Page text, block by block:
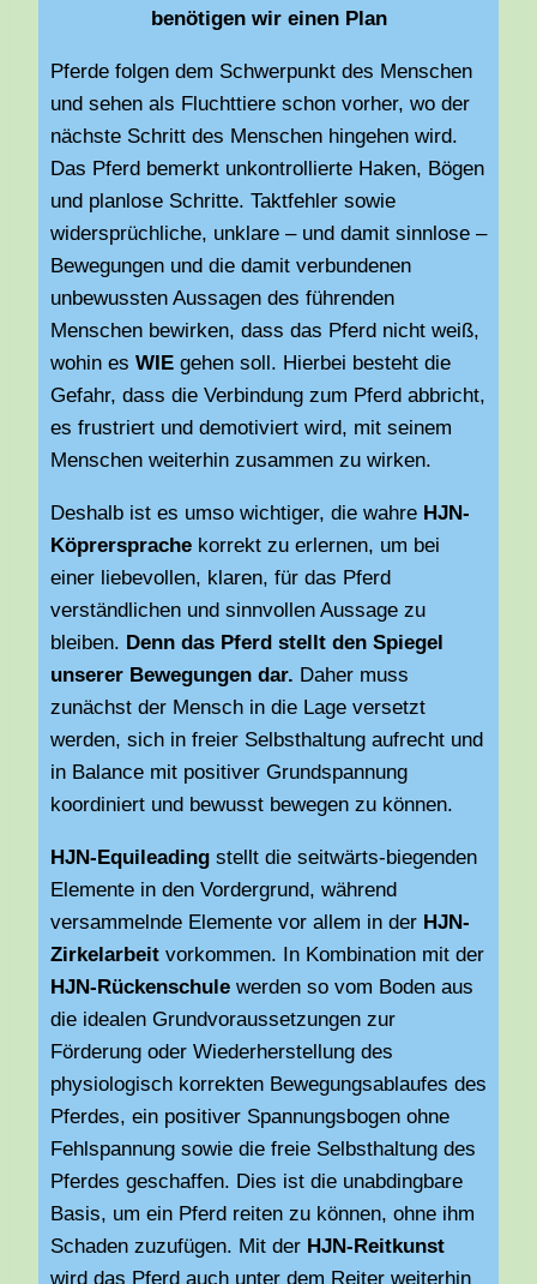
benötigen wir einen Plan
Pferde folgen dem Schwerpunkt des Menschen
und sehen als Fluchttiere schon vorher, wo der
nächste Schritt des Menschen hingehen wird.
Das Pferd bemerkt unkontrollierte Haken, Bögen
und planlose Schritte. Taktfehler sowie
widersprüchliche, unklare – und damit sinnlose –
Bewegungen und die damit verbundenen
unbewussten Aussagen des führenden
Menschen bewirken, dass das Pferd nicht weiß,
wohin es WIE gehen soll. Hierbei besteht die
Gefahr, dass die Verbindung zum Pferd abbricht,
es frustriert und demotiviert wird, mit seinem
Menschen weiterhin zusammen zu wirken.
Deshalb ist es umso wichtiger, die wahre HJN-
Köprersprache korrekt zu erlernen, um bei
einer liebevollen, klaren, für das Pferd
verständlichen und sinnvollen Aussage zu
bleiben. Denn das Pferd stellt den Spiegel
unserer Bewegungen dar. Daher muss
zunächst der Mensch in die Lage versetzt
werden, sich in freier Selbsthaltung aufrecht und
in Balance mit positiver Grundspannung
koordiniert und bewusst bewegen zu können.
HJN-Equileading stellt die seitwärts-biegenden
Elemente in den Vordergrund, während
versammelnde Elemente vor allem in der HJN-
Zirkelarbeit vorkommen. In Kombination mit der
HJN-Rückenschule werden so vom Boden aus
die idealen Grundvoraussetzungen zur
Förderung oder Wiederherstellung des
physiologisch korrekten Bewegungsablaufes des
Pferdes, ein positiver Spannungsbogen ohne
Fehlspannung sowie die freie Selbsthaltung des
Pferdes geschaffen. Dies ist die unabdingbare
Basis, um ein Pferd reiten zu können, ohne ihm
Schaden zuzufügen. Mit der HJN-Reitkunst
wird das Pferd auch unter dem Reiter weiterhin